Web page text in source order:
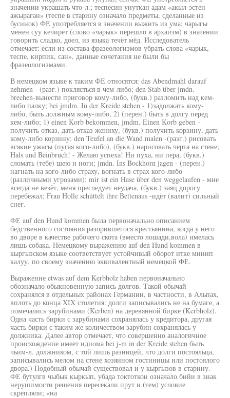
значении украшать что-л.; теспесин унуткан адам «акыл-эстен
ажыраган» (теспе в старину означало предметы, сделанные из
бусинок) ФЕ употребляется в значении выжить из ума; чарыгы
менен суу кечирет (слово «чарык» перешло в архаизм) в значении
говорить сладко, доел, из языка течёт мёд. Исследователь
отмечает: если из состава фразеологизмов убрать слова «чарык,
теспе, кирпик, сан», данные сочетания не были бы
фразеологизмами.
В немецком языке к таким ФЕ относятся: das Abendmahl darauf
nehmen - (разг.) поклясться в чем-либо; den Stab über jmdn.
brechen-вынести приговор кому-либо, (букв.) разломить над кем-
либо палку; bei jmdm. In der Kreide stehen - 1)задолжать кому-
либо, быть должным кому-либо, 2) (перен.) быть в долгу перед
кем-либо; 1) einen Korb bekommen, jmdm. Einen Korb geben -
получить отказ, дать отказ жениху, (букв.) получить корзину, дать
кому-либо корзину; den Teufel an die Wand malen -(разг.) рисовать
всякие ужасы (пугая кого-либо), (букв.) нарисовать черта на стене;
Hals und Beinbruch! - Желаю успеха! Ни пуха, ни пера, (букв.)
сломать (тебе) шею и ноги; jmdn. Ins Bockhorn jagen - (перен.)
нагнать на кого-либо страху, вогнать в страх кого-либо
(различными угрозами); mir ist ein Hase über den weggelaufen - мне
всегда не везёт, меня преследует неудача, (букв.) заяц дорогу
перебежал; Frau Holle schüttelt ihre Bettenaus -идёт (валит) сильный
снег.
ФЕ auf den Hund kommen была первоначально описанием
бедственного состояния разорившегося крестьянина, когда у него
во дворе в качестве рабочего скота (вместо лошади,вола) имелась
лишь собака. Немецкому выражению auf den Hund kommen в
кыргызском языке соответствует устойчивый оборот итке минип
калуу, по своему значению эквивалентный немецкой ФЕ.
Выражение etwas auf dem Kerbholz haben первоначально
обозначало обыкновенную запись долгов. Такой обычай
сохранялся в отдельных районах Германии, в частности, в Альпах,
вплоть до конца XIX столетия: долги записывались не на бумаге, а
помечались зарубинами (Kerben) на деревянной бирке (Kerbholz).
Одна часть бирки с зарубинами сохранялась у кредитора, другая
часть бирки с таким же количеством зарубин сохранялась у
должника. Далее автор отмечает, что совершенно аналогичное
происхождение имеет идиома bei j-m in der Kreide stehen быть
чьим-л. должником, с той лишь разницей, что долги постояльца,
записывались мелом на стене хозяином гостиницы или постоялого
двора.) Подобный обычай существовал и у кыргызов в старину.
ФЕ бутулгв чыбык кыркып, убада токтоткон означало бийи в знак
нерушимости решения пересекали прут и (тем) условие
скрепляли; «на